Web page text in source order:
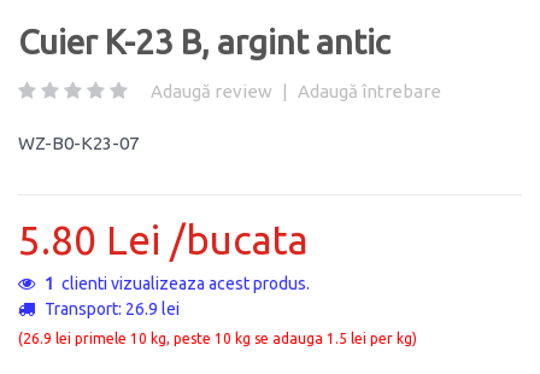
Cuier K-23 B, argint antic
Adaugă review | Adaugă întrebare
WZ-B0-K23-07
5.80 Lei /bucata
1 clienti vizualizeaza acest produs.
Transport: 26.9 lei
(26.9 lei primele 10 kg, peste 10 kg se adauga 1.5 lei per kg)